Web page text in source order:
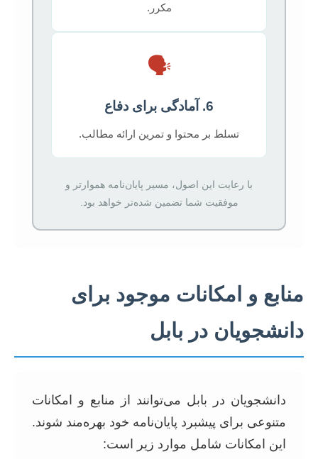
مکرر.
🗣️
6. آمادگی برای دفاع
تسلط بر محتوا و تمرین ارائه مطالب.
با رعایت این اصول، مسیر پایان‌نامه هموارتر و
موفقیت شما تضمین شده‌تر خواهد بود.
منابع و امکانات موجود برای
دانشجویان در بابل
دانشجویان در بابل می‌توانند از منابع و امکانات
متنوعی برای پیشبرد پایان‌نامه خود بهره‌مند شوند.
این امکانات شامل موارد زیر است: